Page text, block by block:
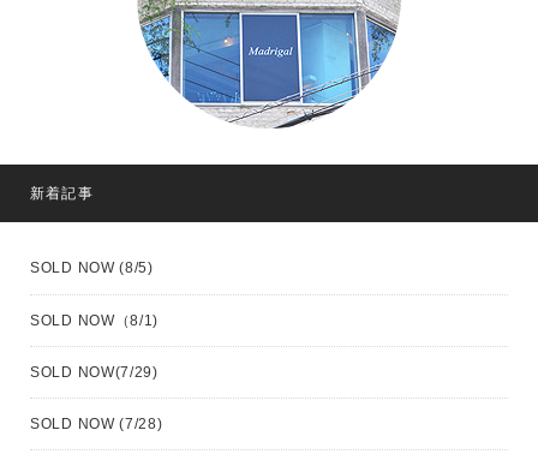
新着記事
SOLD NOW (8/5)
SOLD NOW（8/1)
SOLD NOW(7/29)
SOLD NOW (7/28)